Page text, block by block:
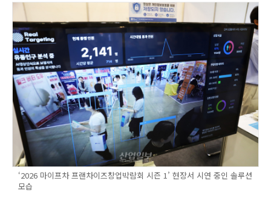
‘2026 마이프차 프랜차이즈창업박람회 시즌 1’ 현장서 시연 중인 솔루션
모습